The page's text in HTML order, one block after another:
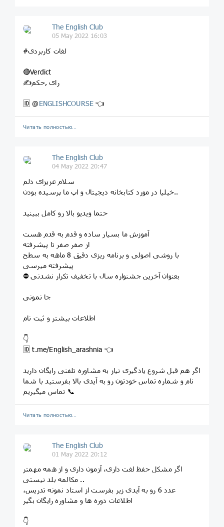
The English Club
05 May 2022 16:03
#لغات کاربردی
🔴Verdict
✍رای ,حکم
🆔 @ENGLISHCOURSE 👈
Читать полностью…
The English Club
04 May 2022 20:47
سلام عزیزای دلم
خیلیا در مورد ‌کتابخانه دیجیتال و اپ ما پرسیده بودن..
حتما ویدیو بالا رو کامل ببینید
آموزش ما بسیار ساده و قدم به قدم هست
از صفر صفر تا پیشرفته
با روشی اصولی و برنامه ریزی دقیق 8 ماهه به سطح
پیشرفته میرسی
⛔️ بعنوان آخرین جشنواره سال با تخفیف تکرار نشدنی
جا نمونی
اطلاعات بیشتر و ثبت نام
👇
🆔 t.me/English_arashnia 👈
اگر هم قبل شروع یادگیری نیاز به مشاوره تلفنی رایگان دارید
نام و شماره تماس خودتون رو به آیدی بالا بفرستید با شما
تماس میگیریم 📞
Читать полностью…
The English Club
01 May 2022 20:12
اگر مشکل حفظ لغت داری، آزمون داری و از همه مهمتر
مکالمه بلد نیستی ..
عدد 6 رو به آیدی زیر بفرست از استاد نمونه تدریس،
اطلاعات دوره ها و مشاوره رایگان بگیر
👇